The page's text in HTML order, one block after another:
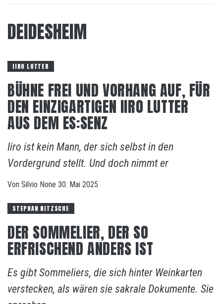
DEIDESHEIM
IIRO LUTTER
BÜHNE FREI UND VORHANG AUF, FÜR
DEN EINZIGARTIGEN IIRO LUTTER
AUS DEM ES:SENZ
Iiro ist kein Mann, der sich selbst in den
Vordergrund stellt. Und doch nimmt er
Von Silvio None 30. Mai 2025
STEPHAN NITZSCHE
DER SOMMELIER, DER SO
ERFRISCHEND ANDERS IST
Es gibt Sommeliers, die sich hinter Weinkarten
verstecken, als wären sie sakrale Dokumente. Sie